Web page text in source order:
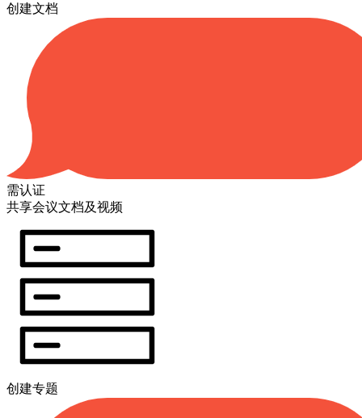
创建文档
需认证
共享会议文档及视频
创建专题